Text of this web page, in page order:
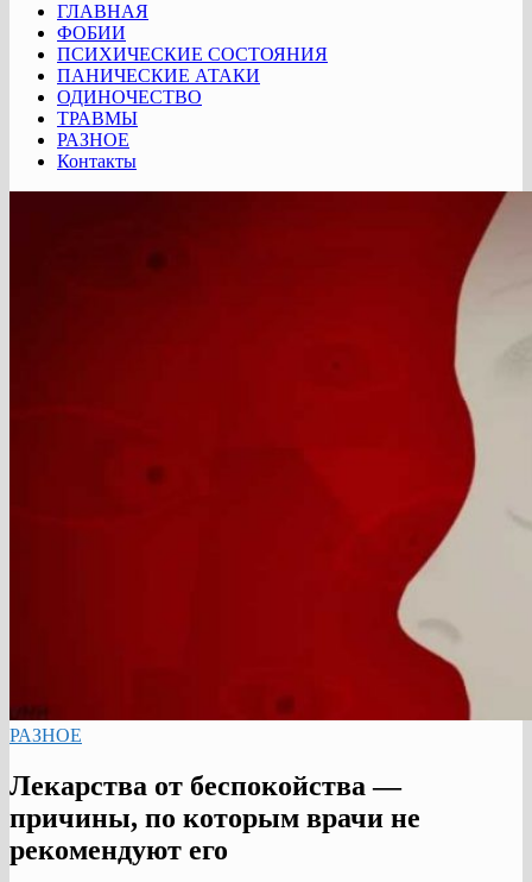
ГЛАВНАЯ
ФОБИИ
ПСИХИЧЕСКИЕ СОСТОЯНИЯ
ПАНИЧЕСКИЕ АТАКИ
ОДИНОЧЕСТВО
ТРАВМЫ
РАЗНОЕ
Контакты
РАЗНОЕ
Лекарства от беспокойства —
причины, по которым врачи не
рекомендуют его